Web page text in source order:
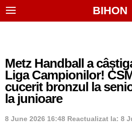
BIHON
Metz Handball a
Liga Campionilor!
cucerit bronzul la
la junioare
8 June 2026 16:48 Reactualizat la: 8